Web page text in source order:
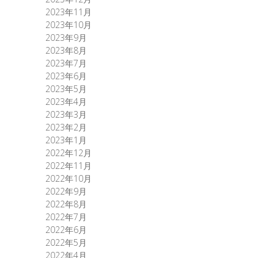
2023年11月
2023年10月
2023年9月
2023年8月
2023年7月
2023年6月
2023年5月
2023年4月
2023年3月
2023年2月
2023年1月
2022年12月
2022年11月
2022年10月
2022年9月
2022年8月
2022年7月
2022年6月
2022年5月
2022年4月